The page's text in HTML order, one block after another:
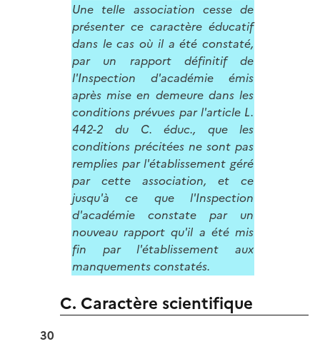
Une telle association cesse de
présenter ce caractère éducatif
dans le cas où il a été constaté,
par un rapport définitif de
l'Inspection d'académie émis
après mise en demeure dans les
conditions prévues par l'article L.
442-2 du C. éduc., que les
conditions précitées ne sont pas
remplies par l'établissement géré
par cette association, et ce
jusqu'à ce que l'Inspection
d'académie constate par un
nouveau rapport qu'il a été mis
fin par l'établissement aux
manquements constatés.
C. Caractère scientifique
30